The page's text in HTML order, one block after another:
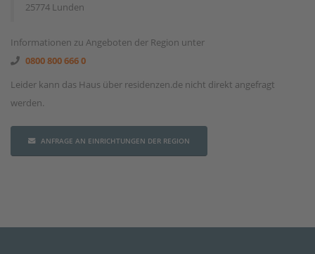
25774 Lunden
Informationen zu Angeboten der Region unter
0800 800 666 0
Leider kann das Haus über residenzen.de nicht direkt angefragt
werden.
ANFRAGE AN EINRICHTUNGEN DER REGION